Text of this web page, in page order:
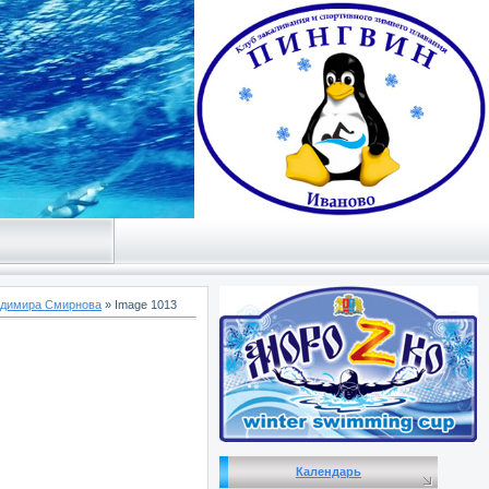
Смирнова » Image 1013
Календарь